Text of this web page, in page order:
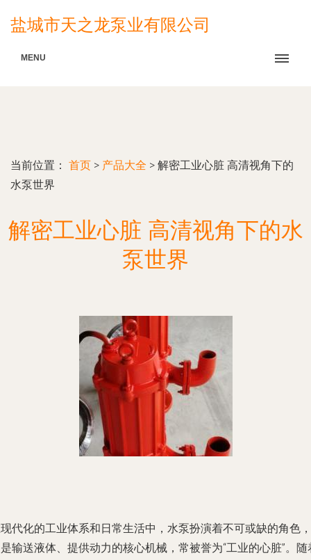
盐城市天之龙泵业有限公司
MENU
当前位置： 首页 > 产品大全 > 解密工业心脏 高清视角下的
水泵世界
解密工业心脏 高清视角下的水
泵世界
代化的工业体系和日常生活中，水泵扮演着不可或缺的角色，
输送液体、提供动力的核心机械，常被誉为“工业的心脏”。随